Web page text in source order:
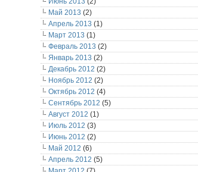
Май 2013 (2)
Апрель 2013 (1)
Март 2013 (1)
Февраль 2013 (2)
Январь 2013 (2)
Декабрь 2012 (2)
Ноябрь 2012 (2)
Октябрь 2012 (4)
Сентябрь 2012 (5)
Август 2012 (1)
Июль 2012 (3)
Июнь 2012 (2)
Май 2012 (6)
Апрель 2012 (5)